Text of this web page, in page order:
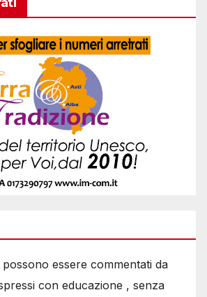
essere commentati da
con educazione , senza